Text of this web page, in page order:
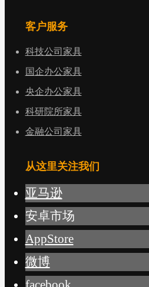
客户服务
科技公司家具
国企办公家具
央企办公家具
科研院所家具
金融公司家具
从这里关注我们
亚马逊
安卓市场
AppStore
微博